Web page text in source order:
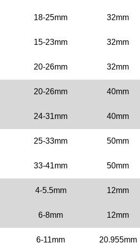
18-25mm 32mm
15-23mm 32mm
20-26mm 32mm
20-26mm 40mm
24-31mm 40mm
25-33mm 50mm
33-41mm 50mm
4-5.5mm 12mm
6-8mm 12mm
6-11mm 20.955mm